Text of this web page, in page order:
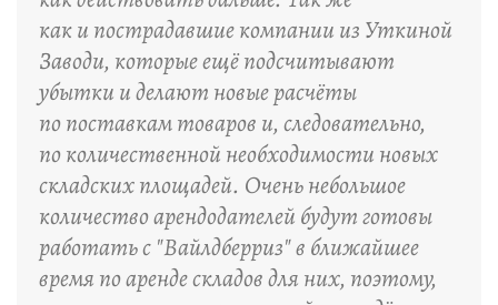
как и пострадавшие компании из Уткиной
Заводи, которые ещё подсчитывают
убытки и делают новые расчёты
по поставкам товаров и, следовательно,
по количественной необходимости новых
складских площадей. Очень небольшое
количество арендодателей будут готовы
работать с "Вайлдберриз" в ближайшее
время по аренде складов для них, поэтому,